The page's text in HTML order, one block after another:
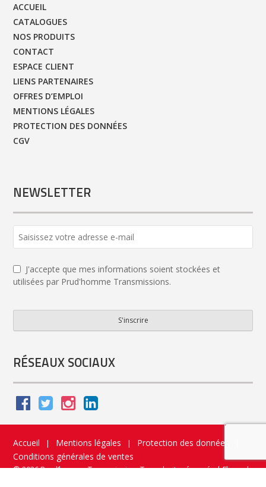
ACCUEIL
CATALOGUES
NOS PRODUITS
CONTACT
ESPACE CLIENT
LIENS PARTENAIRES
OFFRES D’EMPLOI
MENTIONS LÉGALES
PROTECTION DES DONNÉES
CGV
NEWSLETTER
J'accepte que mes informations soient stockées et
utilisées par Prud'homme Transmissions.
S'inscrire
RÉSEAUX SOCIAUX
Accueil | Mentions légales | Protection des données
Conditions générales de ventes
© 2026 Prud’homme Transmission. Tous droits réservés|Flippad